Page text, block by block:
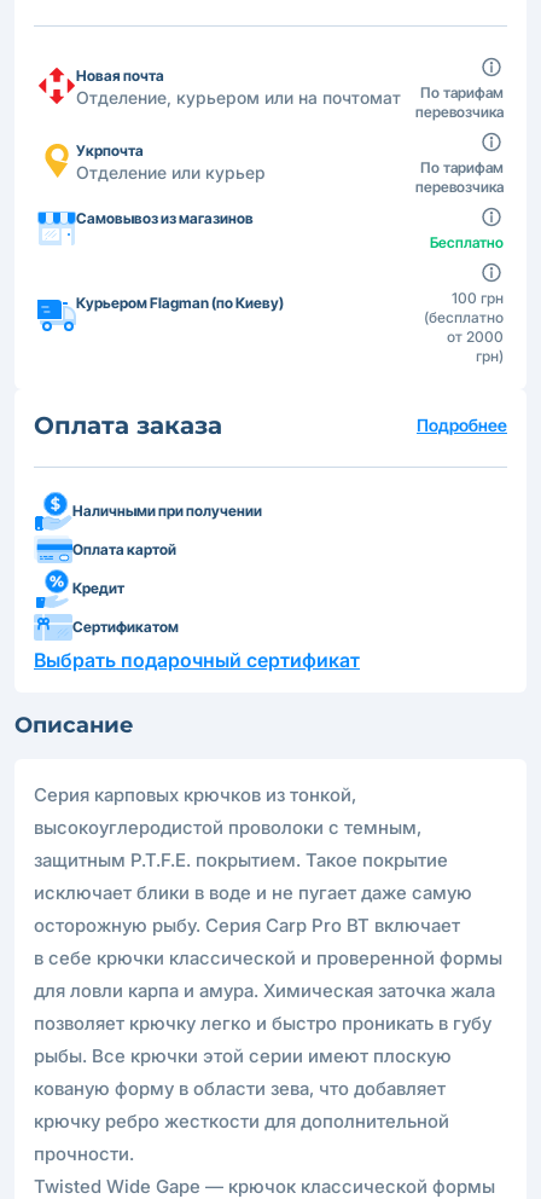
Новая почта
Отделение, курьером или на почтомат
По тарифам
перевозчика
Укрпочта
Отделение или курьер
По тарифам
перевозчика
Самовывоз из магазинов
Бесплатно
Курьером Flagman (по Киеву)
100 грн
(бесплатно
от 2000
грн)
Оплата заказа Подробнее
Наличными при получении
Оплата картой
Кредит
Сертификатом
Выбрать подарочный сертификат
Описание
Серия карповых крючков из тонкой,
высокоуглеродистой проволоки с темным,
защитным P.T.F.E. покрытием. Такое покрытие
исключает блики в воде и не пугает даже самую
осторожную рыбу. Серия Carp Pro BT включает
в себе крючки классической и проверенной формы
для ловли карпа и амура. Химическая заточка жала
позволяет крючку легко и быстро проникать в губу
рыбы. Все крючки этой серии имеют плоскую
кованую форму в области зева, что добавляет
крючку ребро жесткости для дополнительной
прочности.
Twisted Wide Gape — крючок классической формы